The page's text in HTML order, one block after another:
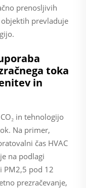
prenosljivih
prevladuje
toka
in
in tehnologijo
Na primer,
čas HVAC
na podlagi
PM2,5 pod 12
prezračevanje,